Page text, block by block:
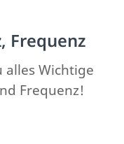
Frequenz
Wichtige
Frequenz!